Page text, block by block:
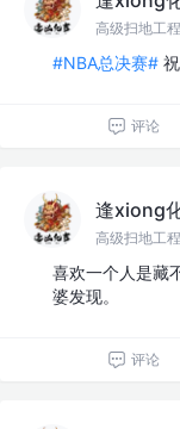
高级扫地工
#NBA总决赛#
评论
逢xiong
高级扫地工
喜欢一个人是藏
婆发现。
评论